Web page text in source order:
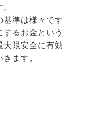
基準は様々です
るお金という
大限安全に有効
ます。